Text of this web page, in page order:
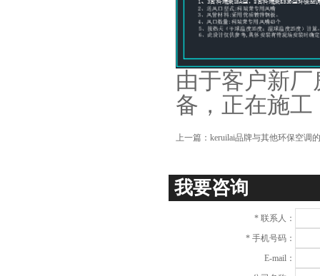
由于客户新
备，正在施
上一篇： keruilai品牌与其他环保空调
我要咨询
* 联系人：
* 手机号码：
E-mail：